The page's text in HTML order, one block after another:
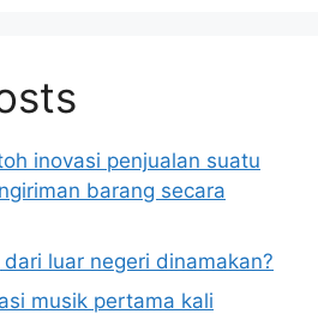
inovasi penjualan suatu
barang secara
luar negeri dinamakan?
musik pertama kali